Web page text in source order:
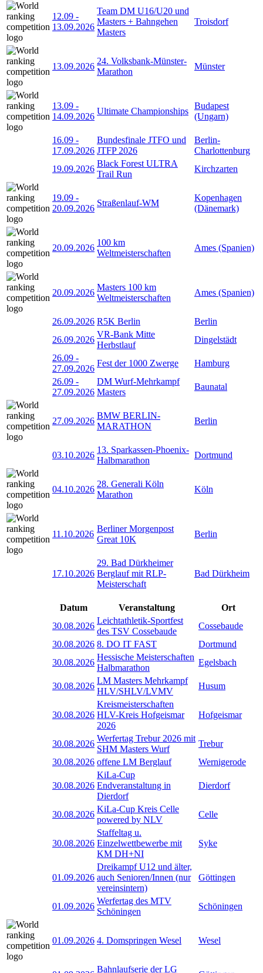
12.09 -
13.09.2026
Team DM U16/U20 und
Masters + Bahngehen
Masters
Troisdorf
13.09.2026
24. Volksbank-Münster-
Marathon
Münster
13.09 -
14.09.2026
Ultimate Championships
Budapest
(Ungarn)
16.09 -
17.09.2026
Bundesfinale JTFO und
JTFP 2026
Berlin-
Charlottenburg
19.09.2026
Black Forest ULTRA
Trail Run
Kirchzarten
19.09 -
20.09.2026
Straßenlauf-WM
Kopenhagen
(Dänemark)
20.09.2026
100 km
Weltmeisterschaften
Ames (Spanien)
20.09.2026
Masters 100 km
Weltmeisterschaften
Ames (Spanien)
26.09.2026 R5K Berlin
Berlin
26.09.2026
VR-Bank Mitte
Herbstlauf
Dingelstädt
26.09 -
27.09.2026
Fest der 1000 Zwerge
Hamburg
26.09 -
27.09.2026
DM Wurf-Mehrkampf
Masters
Baunatal
27.09.2026
BMW BERLIN-
MARATHON
Berlin
03.10.2026
13. Sparkassen-Phoenix-
Halbmarathon
Dortmund
04.10.2026
28. Generali Köln
Marathon
Köln
11.10.2026
Berliner Morgenpost
Great 10K
Berlin
17.10.2026
29. Bad Dürkheimer
Berglauf mit RLP-
Meisterschaft
Bad Dürkheim
Datum Veranstaltung
Ort
30.08.2026
Leichtathletik-Sportfest
des TSV Cossebaude
Cossebaude
30.08.2026 8. DO IT FAST
Dortmund
30.08.2026
Hessische Meisterschaften
Halbmarathon
Egelsbach
30.08.2026
LM Masters Mehrkampf
HLV/SHLV/LVMV
Husum
30.08.2026
Kreismeisterschaften
HLV-Kreis Hofgeismar
2026
Hofgeismar
30.08.2026
Werfertag Trebur 2026 mit
SHM Masters Wurf
Trebur
30.08.2026 offene LM Berglauf Wernigerode
30.08.2026
KiLa-Cup
Endveranstaltung in
Dierdorf
Dierdorf
30.08.2026
KiLa-Cup Kreis Celle
powered by NLV
Celle
30.08.2026
Staffeltag u.
Einzelwettbewerbe mit
KM DH+NI
Syke
01.09.2026
Dreikampf U12 und älter,
auch Senioren/Innen (nur
vereinsintern)
Göttingen
01.09.2026
Werfertag des MTV
Schöningen
Schöningen
01.09.2026 4. Domspringen Wesel Wesel
Bahnlaufserie der LG